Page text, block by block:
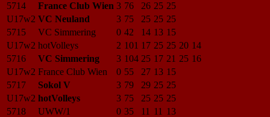
5714
France Club Wien 3 76 26 25 25
U17w2 VC Neuland 3 75 25 25 25
5715
VC Simmering 0 42 14 13 15
U17w2 hotVolleys 2 101 17 25 25 20 14
5716
VC Simmering 3 104 25 17 21 25 16
U17w2 France Club Wien 0 55 27 13 15
5717
Sokol V 3 79 29 25 25
U17w2 hotVolleys 3 75 25 25 25
5718
UWW/1 0 35 11 11 13